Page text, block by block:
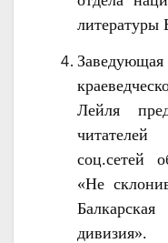
литературы
Лейля
соц.сетей
«Не